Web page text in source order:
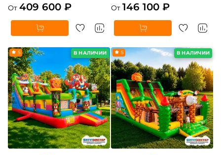
От 409 600 ₽
От 146 100 ₽
В НАЛИЧИИ
5 В НАЛИЧИИ
5